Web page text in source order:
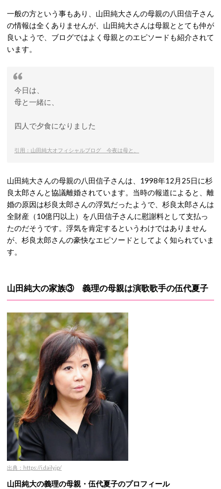
一般の方という事もあり、山田純大さんの母親の八田信子さん
の情報は全くありませんが、山田純大さんは母親ととても仲が
良いようで、ブログではよく母親とのエピソードも紹介されて
います。
今日は、
母と一緒に、
四人で夕食になりました
引用：山田純大オフィシャルブログ 今夜は母と、
山田純大さんの母親の八田信子さんは、1998年12月25日に杉
良太郎さんと協議離婚されています。当時の報道によると、離
婚の原因は杉良太郎さんの浮気だったようで、杉良太郎さんは
全財産（10億円以上）を八田信子さんに慰謝料として支払っ
たのだそうです。浮気を肯定するというわけではありません
が、杉良太郎さんの豪快なエピソードとしてよく知られていま
す。
山田純大の家族③ 義理の母親は演歌歌手の伍代夏子
出典：https://i.daily.jp/
山田純大の義理の母親・伍代夏子のプロフィール